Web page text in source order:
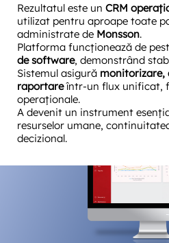
Rezultatul este un CRM
utilizat pentru aproape toate
administrate de Monsson.
Platforma funcționează de
de software, demonstrând
Sistemul asigură monitorizare,
raportareîntr-un flux unificat,
operaționale.
A devenit un instrument
resurselor umane,
decizional.